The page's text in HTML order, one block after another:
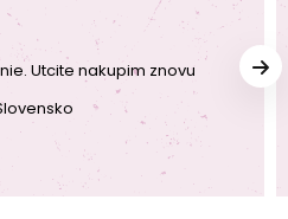
Utcite nakupim znovu